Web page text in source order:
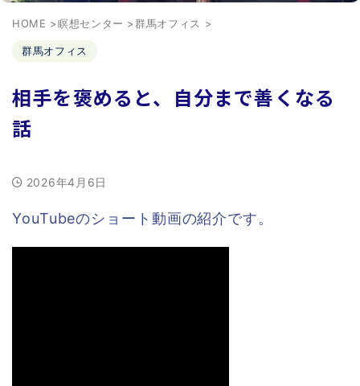
HOME >瞑想センター >群馬オフィス >
群馬オフィス
相手を褒めると、自分まで善くなる
話
2026年4月6日
YouTubeのショート動画の紹介です。